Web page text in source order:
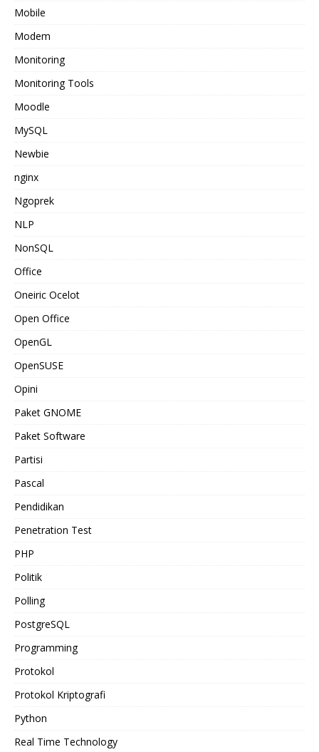
Mobile
Modem
Monitoring
Monitoring Tools
Moodle
MySQL
Newbie
nginx
Ngoprek
NLP
NonSQL
Office
Oneiric Ocelot
Open Office
OpenGL
OpenSUSE
Opini
Paket GNOME
Paket Software
Partisi
Pascal
Pendidikan
Penetration Test
PHP
Politik
Polling
PostgreSQL
Programming
Protokol
Protokol Kriptografi
Python
Real Time Technology